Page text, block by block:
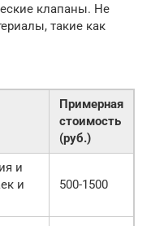
клапаны. Не
такие как
Примерная
стоимость
(руб.)
и
и
500-1500